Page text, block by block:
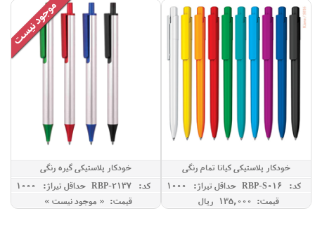
خودکار پلاستیکی کیانا تمام رنگی
کد: RBP-S016
حداقل تيراژ: 1000
قیمت: 135,000 ريال
خودکار پلاستیکی گیره رنگی
کد: RBP-2137
حداقل تيراژ: 1000
قیمت: « موجود نیست »